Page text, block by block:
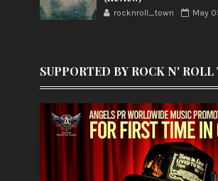
rocknroll_town May
SUPPORTED BY ROCK N' ROLL